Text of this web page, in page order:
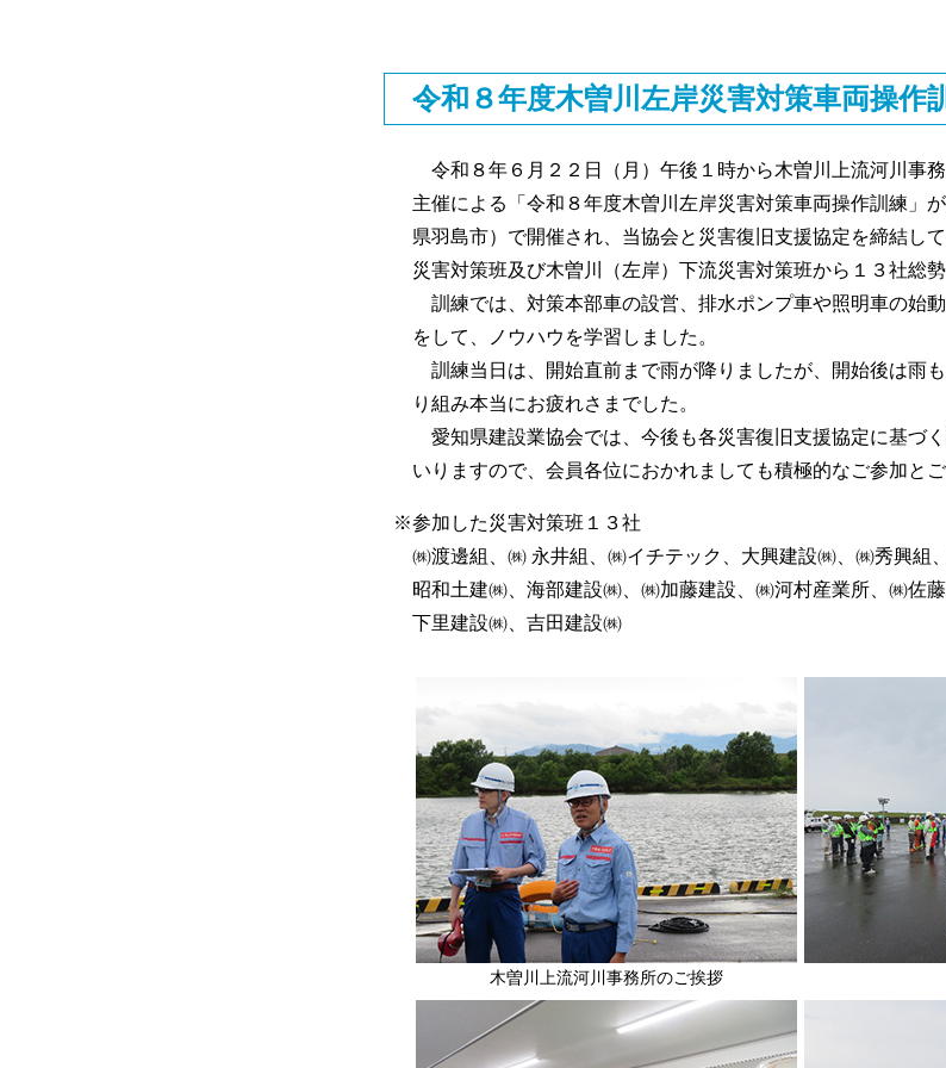
令和８年度木曽川左岸災害対策車両操作
令和８年６月２２日（月）午後１時から木曽川上流河川事
主催による「令和８年度木曽川左岸災害対策車両操作訓練」
県羽島市）で開催され、当協会と災害復旧支援協定を締結し
災害対策班及び木曽川（左岸）下流災害対策班から１３社総
訓練では、対策本部車の設営、排水ポンプ車や照明車の始
をして、ノウハウを学習しました。
訓練当日は、開始直前まで雨が降りましたが、開始後は雨
り組み本当にお疲れさまでした。
愛知県建設業協会では、今後も各災害復旧支援協定に基づ
いりますので、会員各位におかれましても積極的なご参加と
※参加した災害対策班１３社
㈱渡邊組、㈱ 永井組、㈱イチテック、大興建設㈱、㈱秀興組
昭和土建㈱、海部建設㈱、㈱加藤建設、㈱河村産業所、㈱佐藤
下里建設㈱、吉田建設㈱
木曽川上流河川事務所のご挨拶